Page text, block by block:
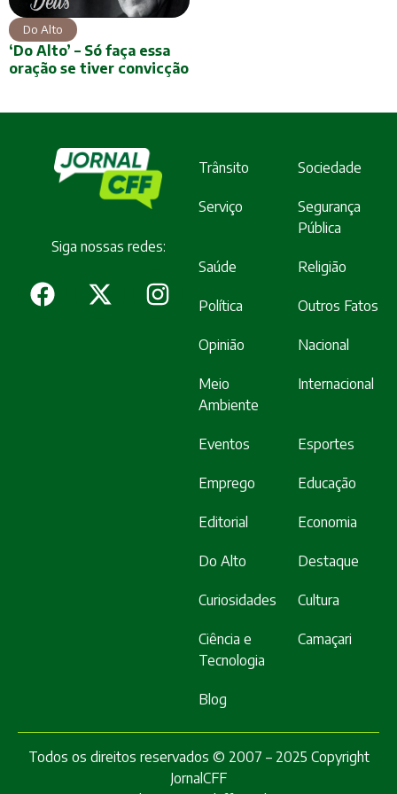
Do Alto
‘Do Alto’ – Só faça essa
oração se tiver convicção
Siga nossas redes:
Trânsito Sociedade
Serviço
Segurança
Pública
Saúde Religião
Política Outros Fatos
Opinião Nacional
Meio
Ambiente
Internacional
Eventos Esportes
Emprego Educação
Editorial Economia
Do Alto Destaque
Curiosidades Cultura
Ciência e
Tecnologia
Camaçari
Blog
Todos os direitos reservados © 2007 – 2025 Copyright
JornalCFF